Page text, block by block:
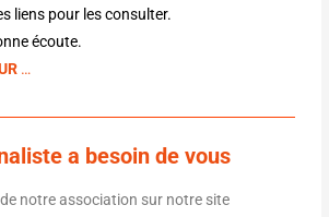
liens pour les consulter.
écoute.
…
a besoin de vous
de notre association sur notre site